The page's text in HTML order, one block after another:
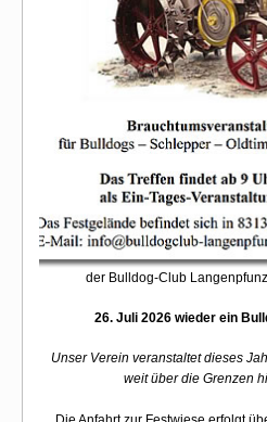
der Bulldog-Club
26. Juli 2026 wieder ein
Unser Verein veranstaltet dieses
weit über die Grenzen